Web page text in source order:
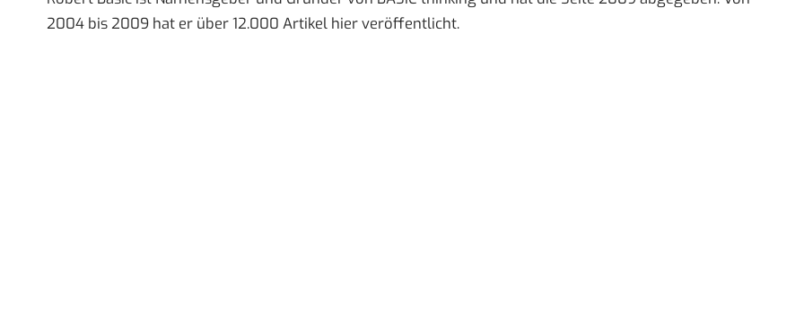
2004 bis 2009 hat er über 12.000 Artikel hier veröffentlicht.